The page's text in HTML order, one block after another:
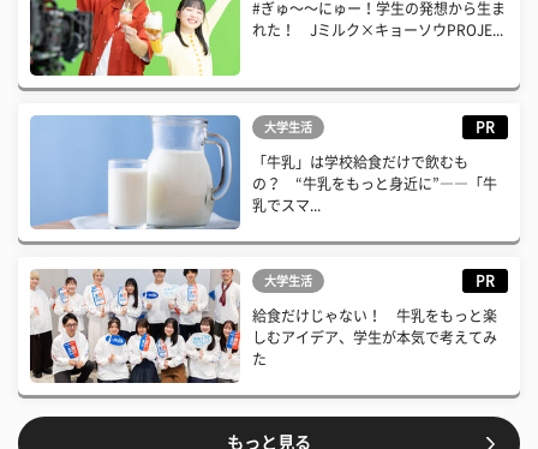
#ぎゅ〜〜にゅー！学生の発想から生ま
れた！ Jミルク×キョーソウPROJE...
大学生活 PR
「牛乳」は学校給食だけで飲むも
の？ “牛乳をもっと身近に”――「牛
乳でスマ...
大学生活 PR
給食だけじゃない！ 牛乳をもっと楽
しむアイデア、学生が本気で考えてみ
た
もっと見る